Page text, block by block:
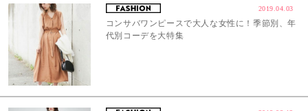
2019.04.03
コンサバワンピースで大人な女性に！季節別、年
代別コーデを大特集